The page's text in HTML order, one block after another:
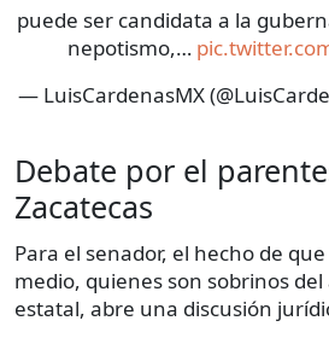
puede ser candidata a la
nepotismo,…
— LuisCardenasMX
Debate por el
Zacatecas
Para el senador, el hecho de
medio, quienes son sobrinos
estatal, abre una discusión